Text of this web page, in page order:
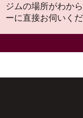
ジムの場所がわか
ーに直接お伺いくだ